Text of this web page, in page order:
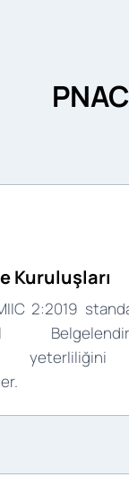
Kuruluşları
2:2019
yeterliliğini